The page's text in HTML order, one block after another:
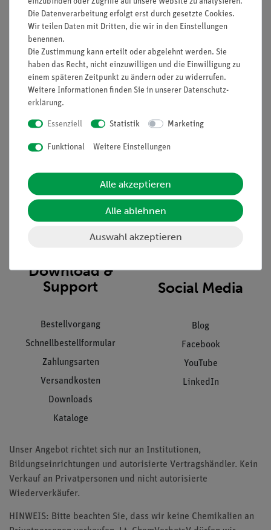
Informationen
Unternehmen
Projekte und Lösungen
Presse
Stellenangebote
Hinweisgeberschutz
Datenschutz
Impressum
Service
Übersicht Service
Inventarisierungs- &
Download &
Support
Bestellvorgang
Schnellbestellformular
Zahlungsarten
Versandkosten
Downloads
Kataloge
Social Media
Blog
Facebook
YouTube
LinkedIn
Unser Angebot richtet sich nur an Institutionen,
Bildungseinrichtungen und autorisierte Vertragshändler. Kein
Verkauf an Privatpersonen und nicht autorisierte
Wiederverkäufer.
HINWEIS: Bitte beachten Sie, dass wir keine Chemikalien an
Die Datenverarbeitung erfolgt erst durch gesetzte Cookies.
Wir teilen Daten mit Dritten, die wir in den Einstellungen
benennen.
Die Zustimmung kann erteilt oder abgelehnt werden. Sie
haben das Recht, nicht einzuwilligen und die Einwilligung zu
einem späteren Zeitpunkt zu ändern oder zu widerrufen.
Weitere Informationen finden Sie in unserer Daten­schutz­
erklärung.
Essenziell Statistik Marketing
Funktional Weitere Einstellungen
Alle akzeptieren
Alle ablehnen
Auswahl akzeptieren